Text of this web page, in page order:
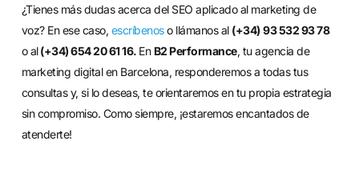
¿Tienes más dudas acerca del SEO aplicado al marketing de
voz? En ese caso, escríbenoso llámanos al (+34) 93 532 93 78
o al(+34) 654 20 61 16. En B2 Performance, tu agencia de
marketing digital en Barcelona, responderemos a todas tus
consultas y, si lo deseas, te orientaremos en tu propia estrategia
sin compromiso. Como siempre, ¡estaremos encantados de
atenderte!